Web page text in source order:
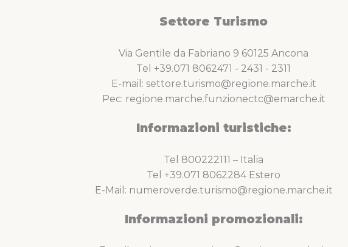
Settore Turismo
Via Gentile da Fabriano 9 60125 Ancona
Tel +39.071 8062471 - 2431 - 2311
E-mail: settore.turismo@regione.marche.it
Pec: regione.marche.funzionectc@emarche.it
Informazioni turistiche:
Tel 800222111 – Italia
Tel +39.071 8062284 Estero
E-Mail: numeroverde.turismo@regione.marche.it
Informazioni promozionali: